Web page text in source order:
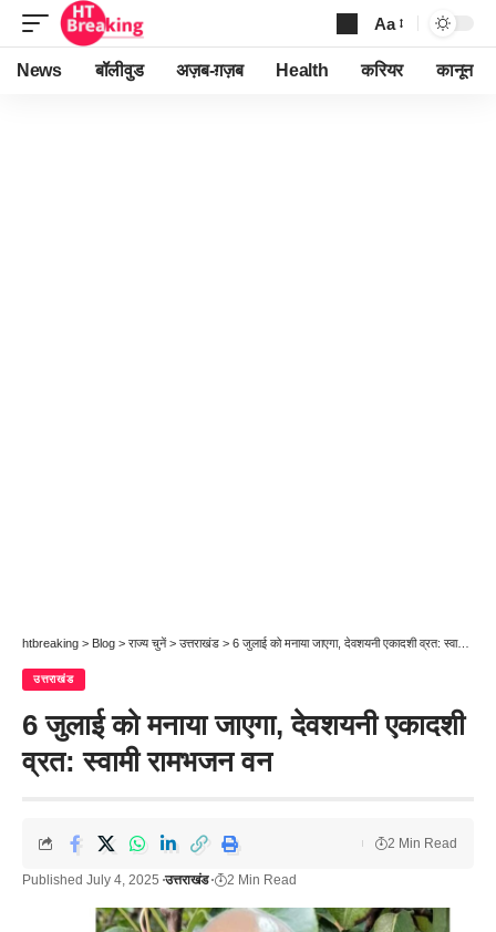
Font
Resizer
Aa
News बॉलीवुड अज़ब-ग़ज़ब Health करियर कानून
htbreaking > Blog > राज्य चुनें > उत्तराखंड > 6 जुलाई को मनाया जाएगा, देवशयनी एकादशी व्रत: स्वामी रामभजन वन
उत्तराखंड
6 जुलाई को मनाया जाएगा, देवशयनी एकादशी
व्रत: स्वामी रामभजन वन
Published July 4, 2025 उत्तराखंड 2 Min Read
2 Min Read